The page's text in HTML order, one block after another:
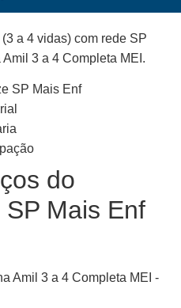
a 4 vidas) com rede SP
3 a 4 Completa MEI.
SP Mais Enf
do
Mais Enf